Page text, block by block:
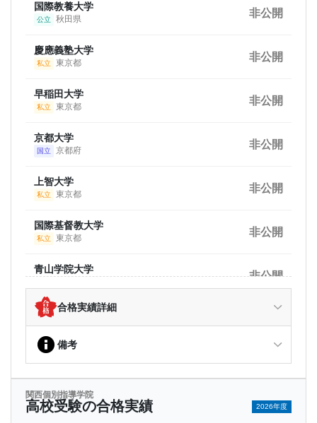
国際教養大学
公立 秋田県
非公開
慶應義塾大学
私立 東京都
非公開
早稲田大学
私立 東京都
非公開
京都大学
国立 京都府
非公開
上智大学
私立 東京都
非公開
国際基督教大学
私立 東京都
非公開
青山学院大学
非公開
同志社大学
私立 京都府
神戸大学
非公開
東北大学
国立 宮城県
非公開
合格実績詳細
備考
関西個別指導学院
高校受験の合格実績 2026年度